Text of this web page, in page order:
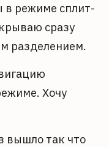
в режиме сплит-
сразу
разделением.
Хочу
вышло так что